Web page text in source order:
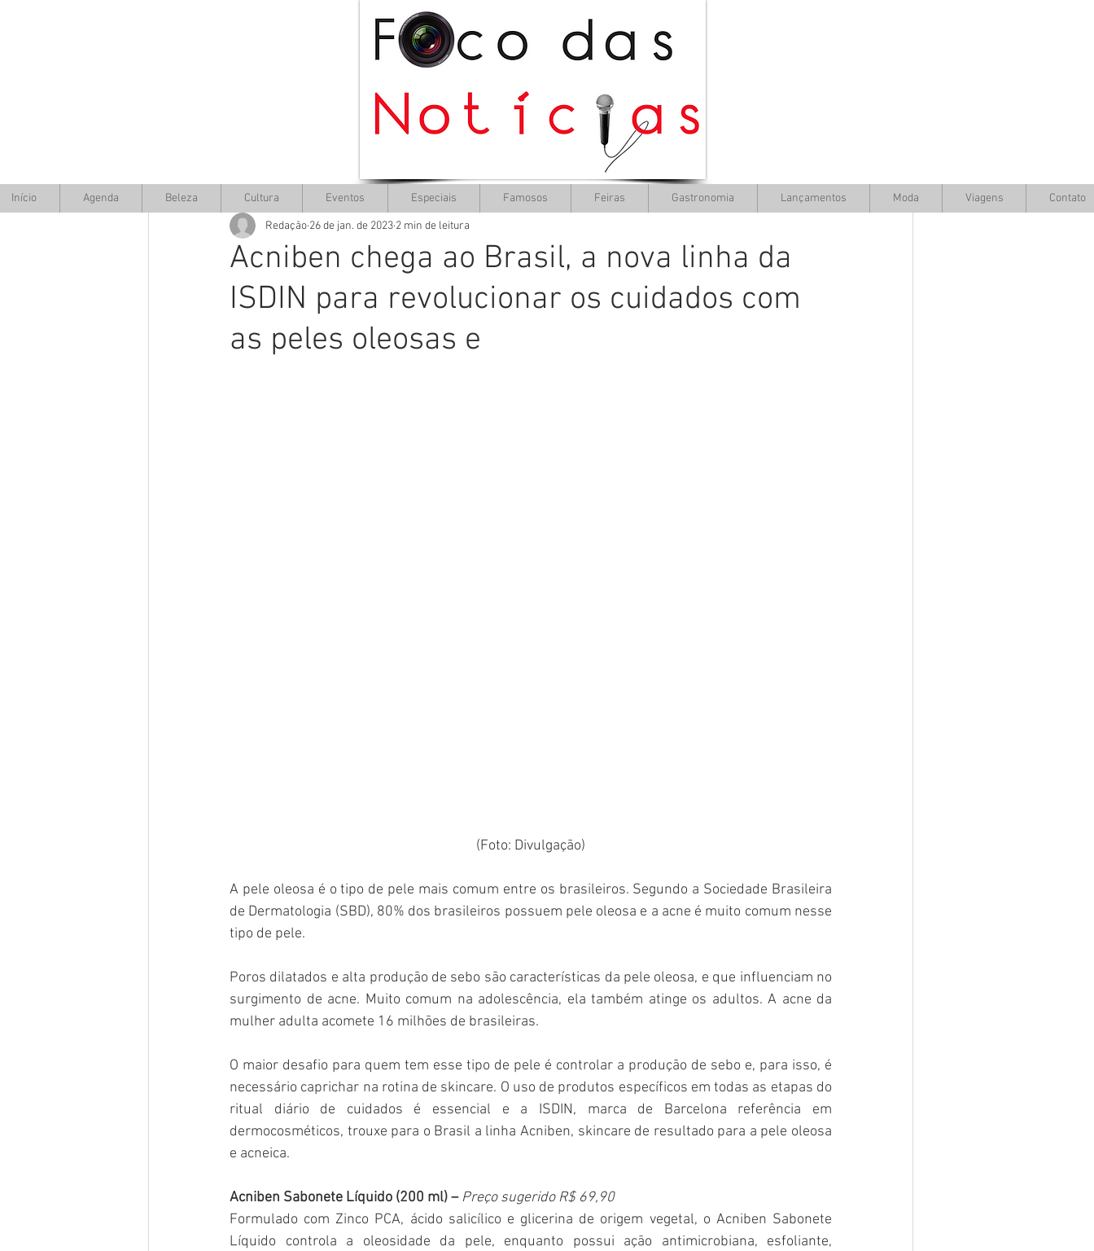
Acniben chega ao Brasil, a nova linha da
ISDIN para revolucionar os cuidados com
as peles oleosas e
Redação 26 de jan. de 2023 2 min de leitura
(Foto: Divulgação)
A pele oleosa é o tipo de pele mais comum entre os brasileiros. Segundo a Sociedade Brasileira
de Dermatologia (SBD), 80% dos brasileiros possuem pele oleosa e a acne é muito comum nesse
tipo de pele.
Poros dilatados e alta produção de sebo são características da pele oleosa, e que influenciam no
surgimento de acne. Muito comum na adolescência, ela também atinge os adultos. A acne da
mulher adulta acomete 16 milhões de brasileiras.
O maior desafio para quem tem esse tipo de pele é controlar a produção de sebo e, para isso, é
necessário caprichar na rotina de skincare. O uso de produtos específicos em todas as etapas do
ritual diário de cuidados é essencial e a ISDIN, marca de Barcelona referência em
dermocosméticos, trouxe para o Brasil a linha Acniben, skincare de resultado para a pele oleosa
e acneica.
Acniben Sabonete Líquido (200 ml) – Preço sugerido R$ 69,90
Formulado com Zinco PCA, ácido salicílico e glicerina de origem vegetal, o Acniben Sabonete
Líquido controla a oleosidade da pele, enquanto possui ação antimicrobiana, esfoliante,
Início Agenda Beleza Cultura Eventos Especiais Famosos Feiras Gastronomia Lançamentos Moda Viagens Contato